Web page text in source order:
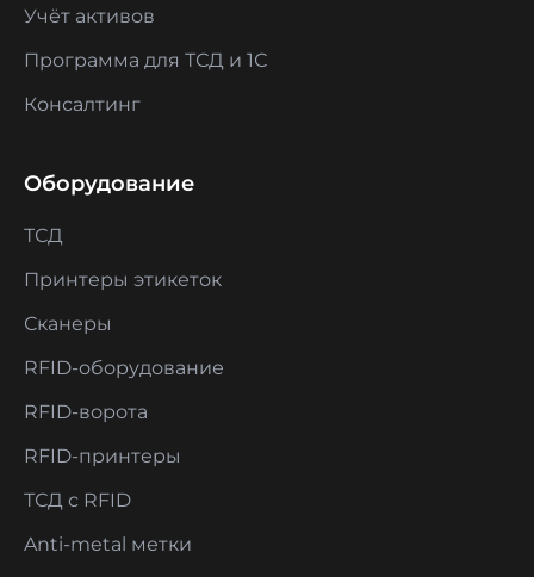
Учёт активов
Программа для ТСД и 1С
Консалтинг
Оборудование
ТСД
Принтеры этикеток
Сканеры
RFID-оборудование
RFID-ворота
RFID-принтеры
ТСД с RFID
Anti-metal метки